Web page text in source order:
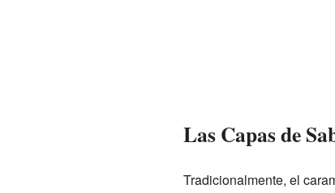
Las Capas de
Tradicionalmente, el